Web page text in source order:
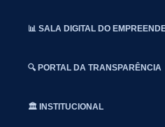
📊 SALA DIGITAL DO
🔍 PORTAL DA TRANSPARÊNCIA
🏛️ INSTITUCIONAL